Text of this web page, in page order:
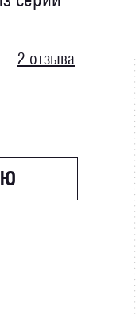
2 отзыва